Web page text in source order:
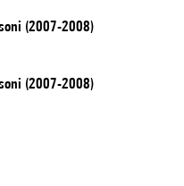
(2007-2008)
(2007-2008)